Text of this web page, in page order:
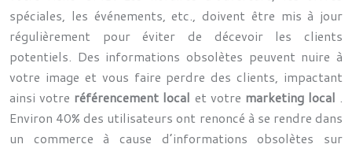
spéciales, les événements, etc., doivent être mis à jour
régulièrement pour éviter de décevoir les clients
potentiels. Des informations obsolètes peuvent nuire à
votre image et vous faire perdre des clients, impactant
ainsi votre référencement local et votre marketing local .
Environ 40% des utilisateurs ont renoncé à se rendre dans
un commerce à cause d’informations obsolètes sur